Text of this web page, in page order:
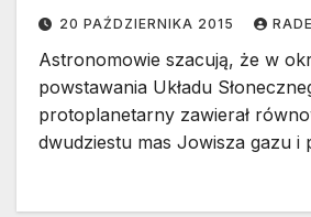
20 PAŹDZIERNIKA 2015
Astronomowie szacują, że w
powstawania Układu
protoplanetarny zawierał
dwudziestu mas Jowisza gazu i